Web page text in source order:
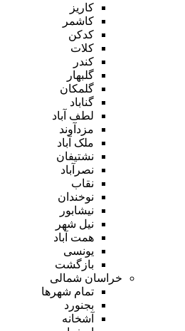
کاریز
کاشمر
کدکن
کلات
کندر
گلبهار
گلمکان
گناباد
لطف آباد
مزدآوند
ملک آباد
نشتیفان
نصرآباد
نقاب
نوخندان
نیشابور
نیل شهر
همت آباد
یونسی
بازگشت
خراسان شمالی
تمام شهر‌ها
بجنورد
آشخانه